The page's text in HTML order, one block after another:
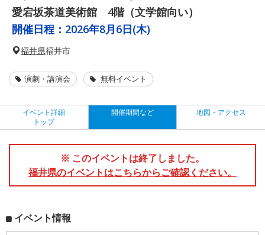
愛宕坂茶道美術館 4階（文学館向い）
開催日程： 2026年8月6日(木)
福井県福井市
演劇・講演会 無料イベント
イベント詳細
トップ
開催期間など 地図・アクセス
※ このイベントは終了しました。
福井県のイベントはこちらからご確認ください。
イベント情報